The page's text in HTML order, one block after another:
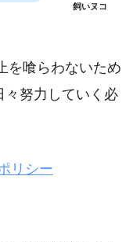
飼いヌコ
を喰らわないため
々努力していく必
リシー